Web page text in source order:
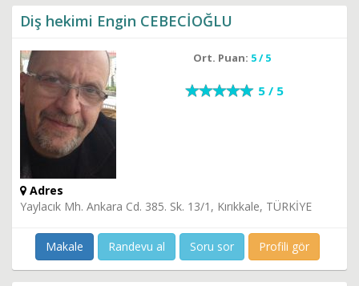
Diş hekimi Engin CEBECİOĞLU
Ort. Puan: 5 / 5
5 / 5
Adres
Yaylacık Mh. Ankara Cd. 385. Sk. 13/1, Kırıkkale, TÜRKİYE
Makale Randevu al Soru sor Profili gör